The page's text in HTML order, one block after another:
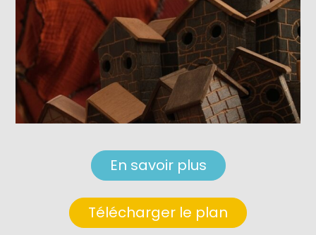
Télécharger le plan
En savoir plus